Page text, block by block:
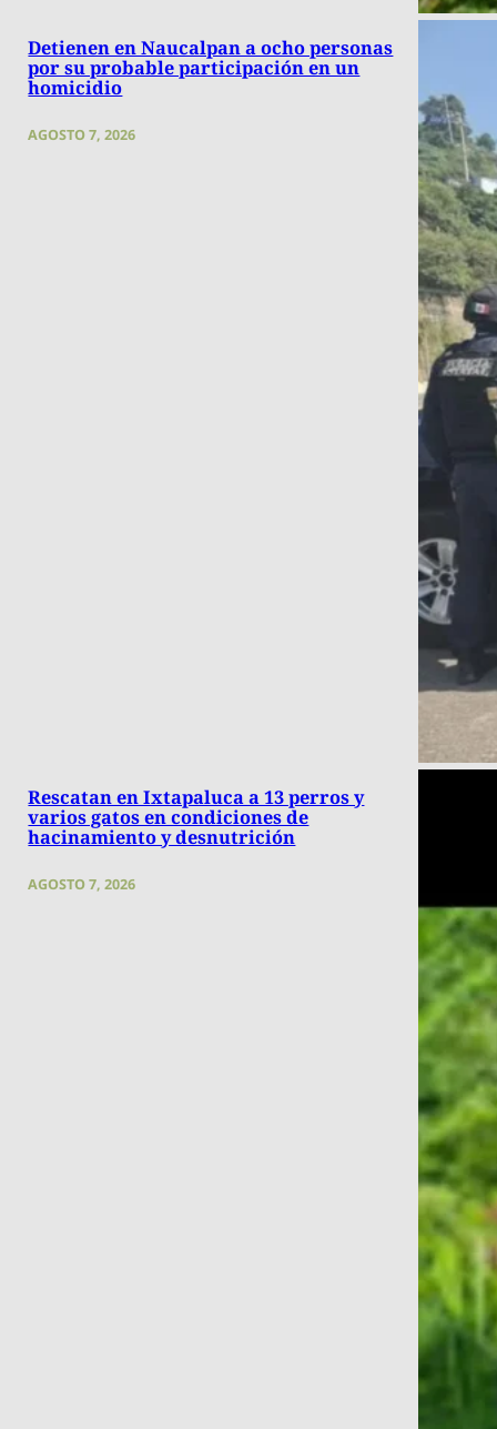
Detienen en Naucalpan a ocho personas
por su probable participación en un
homicidio
AGOSTO 7, 2026
Rescatan en Ixtapaluca a 13 perros y
varios gatos en condiciones de
hacinamiento y desnutrición
AGOSTO 7, 2026